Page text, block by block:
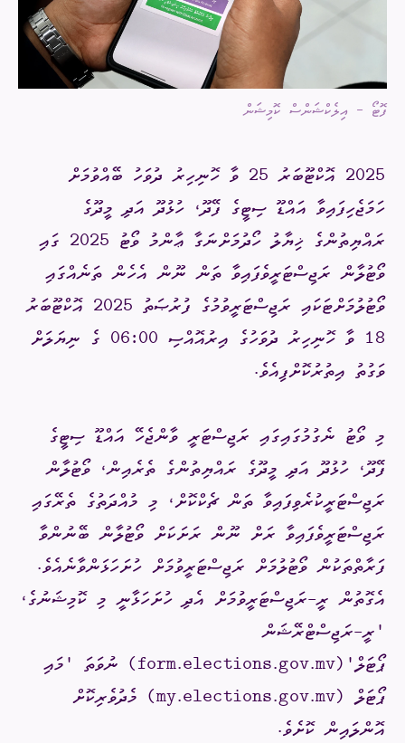
ފޮޓޯ - އިލެކްޝަންސް ކޮމިޝަން
2025 އޮކްޓޫބަރު 25 ވާ ހޮނިހިރު ދުވަހު ބޭއްވުމަށް
ހަމަޖެހިފައިވާ އައްޑޫ ސިޓީގެ ފޭދޫ، ހުޅުދޫ އަދި މީދޫގެ
ރައްޔިތުންގެ ޚިޔާލު ހޯދުމަށްނަގާ ޢާންމު ވޯޓު 2025 ގައި
ވޯޓުލާން ރަޖިސްޓަރީވެފައިވާ ތަން ނޫން އެހެން ތަނެއްގައި
ވޯޓުލުމަށްޓަކައި ރަޖިސްޓަރީވުމުގެ ފުރުޞަތު 2025 އޮކްޓޫބަރު
18 ވާ ހޮނިހިރު ދުވަހުގެ އިރުއޮއްސި 06:00 ގެ ނިޔަލަށް
ވަގުތު އިތުރުކޮށްފިއެވެ.
މި ވޯޓު ނެގުމުގައިގައި ރަޖިސްޓަރީ ވާންޖެހޭ އައްޑޫ ސިޓީގެ
ފޭދޫ، ހުޅުދޫ އަދި މީދޫގެ ރައްޔިތުންގެ ތެރެއިން، ވޯޓުލާން
ރަޖިސްޓަރީކުރެވިފައިވާ ތަން ޗެކްކޮށް، މި މުއްދަތުގެ ތެރޭގައި
ރަޖިސްޓަރީވެފައިވާ ރަށް ނޫން ރަށަކަށް ވޯޓުލާން ބޭނުންވާ
ފަރާތްތަކުން ވޯޓުލުމަށް ރަޖިސްޓަރީވުމަށް ހުށަހަޅަންވާނެއެވެ.
އެގޮތުން ރީ-ރަޖިސްޓަރީވުމަށް އެދި ހުށަހަޅާނީ މި ކޮމިޝަނުގެ،
'ރީ-ރަޖިސްޓްރޭޝަން
ޕޯޓަލް'
form.elections.gov.mv)
( ނުވަތަ 'މައި
ޕޯޓަލް (my.elections.gov.mv
( މެދުވެރިކޮށް
އޮންލައިން ކޮށެވެ.